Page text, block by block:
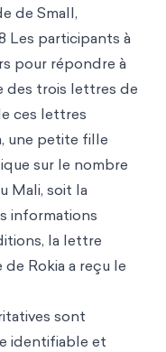
de Small,
Les participants à
pour répondre à
des trois lettres de
ces lettres
une petite fille
sur le nombre
Mali, soit la
informations
la lettre
Rokia a reçu le
sont
identifiable et